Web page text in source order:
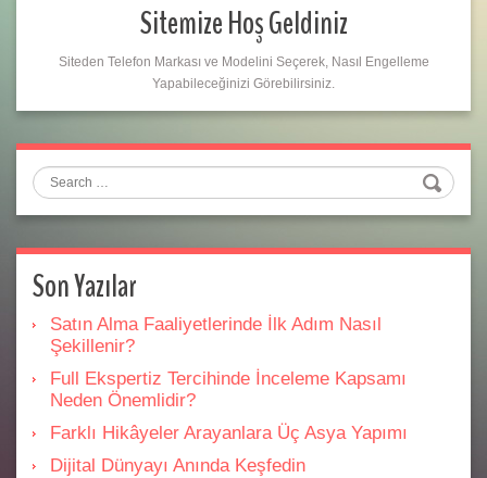
Sitemize Hoş Geldiniz
Siteden Telefon Markası ve Modelini Seçerek, Nasıl Engelleme
Yapabileceğinizi Görebilirsiniz.
Search
Son Yazılar
Satın Alma Faaliyetlerinde İlk Adım Nasıl
Şekillenir?
Full Ekspertiz Tercihinde İnceleme Kapsamı
Neden Önemlidir?
Farklı Hikâyeler Arayanlara Üç Asya Yapımı
Dijital Dünyayı Anında Keşfedin